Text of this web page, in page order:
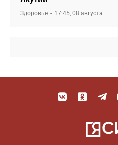
Здоровье 17:45, 08 августа